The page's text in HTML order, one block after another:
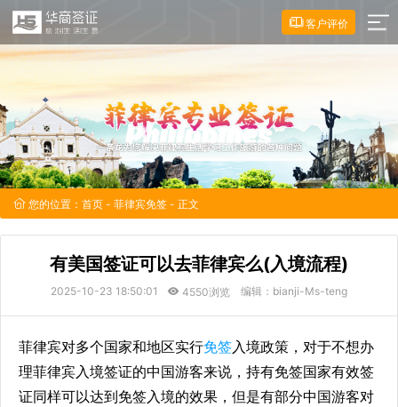
客户评价
您的位置： 首页 - 菲律宾免签 - 正文
有美国签证可以去菲律宾么(入境流程)
2025-10-23 18:50:01 4550浏览 编辑：bianji-Ms-teng
菲律宾对多个国家和地区实行免签入境政策，对于不想办
理菲律宾入境签证的中国游客来说，持有免签国家有效签
证同样可以达到免签入境的效果，但是有部分中国游客对